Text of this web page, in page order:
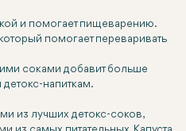
и помогает пищеварению.
помогает переваривать
соками добавит больше
напиткам.
из лучших детокс-соков,